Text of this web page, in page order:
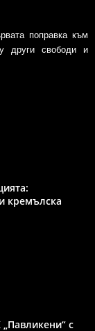
поправка към
други свободи и
кремълска
с